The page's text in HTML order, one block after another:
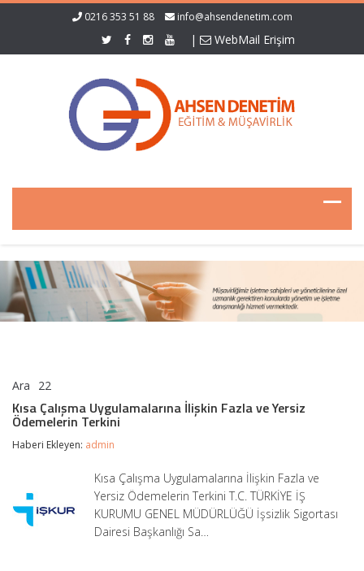
0216 353 51 88 info@ahsendenetim.com
| WebMail Erişim
Ara 22
Uygulamalarına
İlişkin
Fazla
Ödemelerin
Terkini
için
Kısa Çalışma Uygulamalarına İlişkin Fazla ve Yersiz
Ödemelerin Terkini
Haberi Ekleyen: admin
Kısa Çalışma Uygulamalarına İlişkin Fazla ve
Yersiz Ödemelerin Terkini T.C. TÜRKİYE İŞ
KURUMU GENEL MÜDÜRLÜĞÜ İşsizlik Sigortası
Dairesi Başkanlığı Sa…